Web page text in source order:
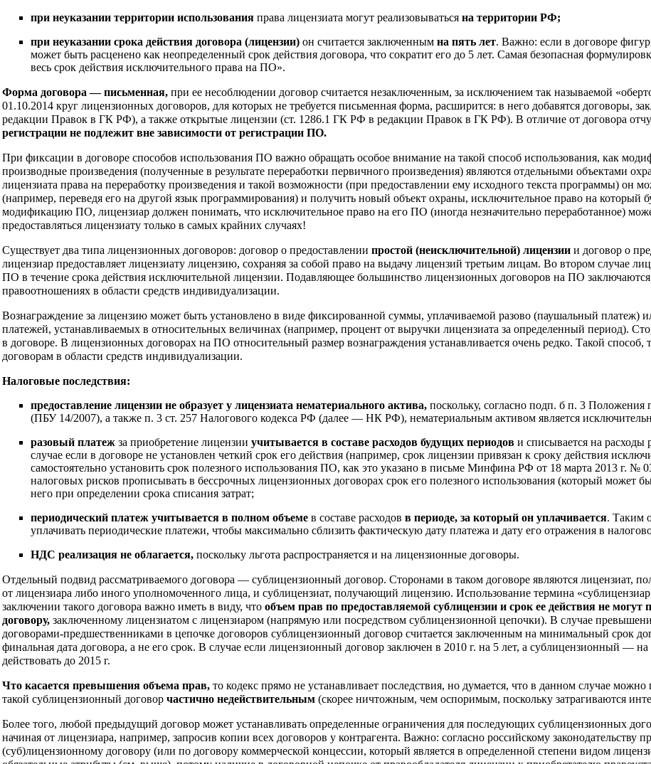
при неуказании территории использования права лицензиата могут реализовываться на территории РФ;
при неуказании срока действия договора (лицензии) он считается заключенным на пять лет. Важно: если в договоре
может быть расценено как неопределенный срок действия договора, что сократит его до 5 лет. Самая безопасная
весь срок действия исключительного права на ПО».
Форма договора — письменная, при ее несоблюдении договор считается незаключенным, за исключением так называемой
01.10.2014 круг лицензионных договоров, для которых не требуется письменная форма, расширится: в него добавятся договоры,
редакции Правок в ГК РФ), а также открытые лицензии (ст. 1286.1 ГК РФ в редакции Правок в ГК РФ). В отличие от договора
регистрации не подлежит вне зависимости от регистрации ПО.
При фиксации в договоре способов использования ПО важно обращать особое внимание на такой способ использования, как
производные произведения (полученные в результате переработки первичного произведения) являются отдельными объектами
лицензиата права на переработку произведения и такой возможности (при предоставлении ему исходного текста программы) он
(например, переведя его на другой язык программирования) и получить новый объект охраны, исключительное право на который
модификацию ПО, лицензиар должен понимать, что исключительное право на его ПО (иногда незначительно переработанное)
предоставляться лицензиату только в самых крайних случаях!
Существует два типа лицензионных договоров: договор о предоставлении простой (неисключительной) лицензии и договор о
лицензиар предоставляет лицензиату лицензию, сохраняя за собой право на выдачу лицензий третьим лицам. Во втором случае
ПО в течение срока действия исключительной лицензии. Подавляющее большинство лицензионных договоров на ПО заключаются
правоотношениях в области средств индивидуализации.
Вознаграждение за лицензию может быть установлено в виде фиксированной суммы, уплачиваемой разово (паушальный платеж)
платежей, устанавливаемых в относительных величинах (например, процент от выручки лицензиата за определенный период).
в договоре. В лицензионных договорах на ПО относительный размер вознаграждения устанавливается очень редко. Такой способ,
договорам в области средств индивидуализации.
Налоговые последствия:
предоставление лицензии не образует у лицензиата нематериального актива, поскольку, согласно подп. б п. 3 Положения
(ПБУ 14/2007), а также п. 3 ст. 257 Налогового кодекса РФ (далее — НК РФ), нематериальным активом является
разовый платеж за приобретение лицензии учитывается в составе расходов будущих периодов и списывается на расходы
случае если в договоре не установлен четкий срок его действия (например, срок лицензии привязан к сроку действия
самостоятельно установить срок полезного использования ПО, как это указано в письме Минфина РФ от 18 марта 2013 г.
налоговых рисков прописывать в бессрочных лицензионных договорах срок его полезного использования (который может
него при определении срока списания затрат;
периодический платеж учитывается в полном объеме в составе расходов в периоде, за который он уплачивается. Таким
уплачивать периодические платежи, чтобы максимально сблизить фактическую дату платежа и дату его отражения в
НДС реализация не облагается, поскольку льгота распространяется и на лицензионные договоры.
Отдельный подвид рассматриваемого договора — сублицензионный договор. Сторонами в таком договоре являются лицензиат,
от лицензиара либо иного уполномоченного лица, и сублицензиат, получающий лицензию. Использование термина
заключении такого договора важно иметь в виду, что объем прав по предоставляемой сублицензии и срок ее действия не
договору, заключенному лицензиатом с лицензиаром (напрямую или посредством сублицензионной цепочки). В случае
договорами-предшественниками в цепочке договоров сублицензионный договор считается заключенным на минимальный срок
финальная дата договора, а не его срок. В случае если лицензионный договор заключен в 2010 г. на 5 лет, а сублицензионный —
действовать до 2015 г.
Что касается превышения объема прав, то кодекс прямо не устанавливает последствия, но думается, что в данном случае
такой сублицензионный договор частично недействительным (скорее ничтожным, чем оспоримым, поскольку затрагиваются
Более того, любой предыдущий договор может устанавливать определенные ограничения для последующих сублицензионных
начиная от лицензиара, например, запросив копии всех договоров у контрагента. Важно: согласно российскому законодательству
(суб)лицензионному договору (или по договору коммерческой концессии, который является в определенной степени видом